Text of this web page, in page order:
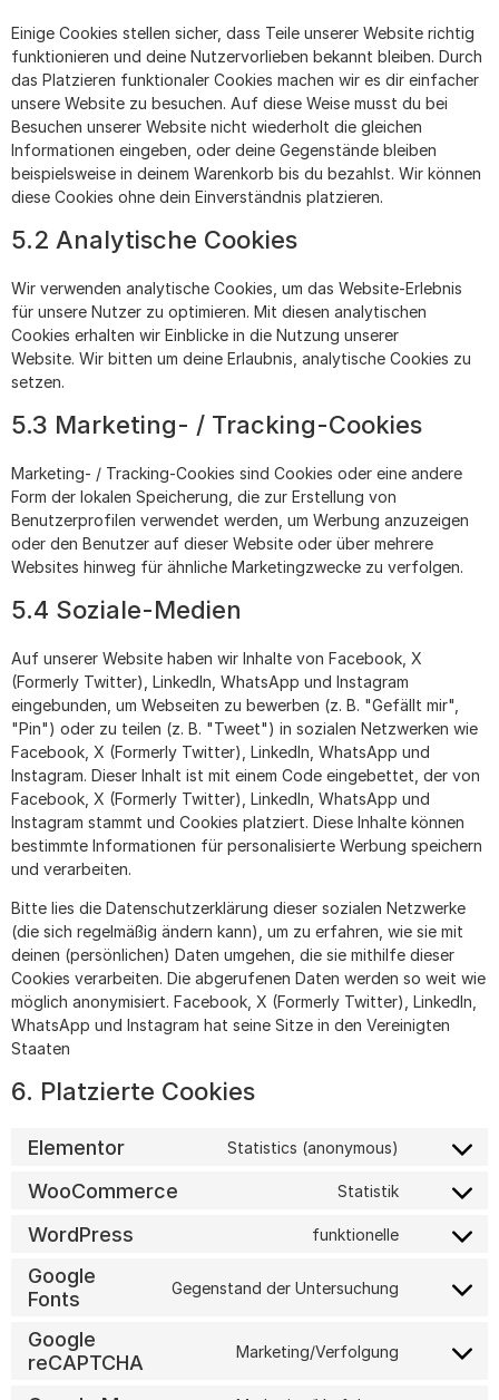
Einige Cookies stellen sicher, dass Teile unserer Website richtig
funktionieren und deine Nutzervorlieben bekannt bleiben. Durch
das Platzieren funktionaler Cookies machen wir es dir einfacher
unsere Website zu besuchen. Auf diese Weise musst du bei
Besuchen unserer Website nicht wiederholt die gleichen
Informationen eingeben, oder deine Gegenstände bleiben
beispielsweise in deinem Warenkorb bis du bezahlst. Wir können
diese Cookies ohne dein Einverständnis platzieren.
5.2 Analytische Cookies
Wir verwenden analytische Cookies, um das Website-Erlebnis
für unsere Nutzer zu optimieren. Mit diesen analytischen
Cookies erhalten wir Einblicke in die Nutzung unserer
Website. Wir bitten um deine Erlaubnis, analytische Cookies zu
setzen.
5.3 Marketing- / Tracking-Cookies
Marketing- / Tracking-Cookies sind Cookies oder eine andere
Form der lokalen Speicherung, die zur Erstellung von
Benutzerprofilen verwendet werden, um Werbung anzuzeigen
oder den Benutzer auf dieser Website oder über mehrere
Websites hinweg für ähnliche Marketingzwecke zu verfolgen.
5.4 Soziale-Medien
Auf unserer Website haben wir Inhalte von Facebook, X
(Formerly Twitter), LinkedIn, WhatsApp und Instagram
eingebunden, um Webseiten zu bewerben (z. B. "Gefällt mir",
"Pin") oder zu teilen (z. B. "Tweet") in sozialen Netzwerken wie
Facebook, X (Formerly Twitter), LinkedIn, WhatsApp und
Instagram. Dieser Inhalt ist mit einem Code eingebettet, der von
Facebook, X (Formerly Twitter), LinkedIn, WhatsApp und
Instagram stammt und Cookies platziert. Diese Inhalte können
bestimmte Informationen für personalisierte Werbung speichern
und verarbeiten.
Bitte lies die Datenschutzerklärung dieser sozialen Netzwerke
(die sich regelmäßig ändern kann), um zu erfahren, wie sie mit
deinen (persönlichen) Daten umgehen, die sie mithilfe dieser
Cookies verarbeiten. Die abgerufenen Daten werden so weit wie
möglich anonymisiert. Facebook, X (Formerly Twitter), LinkedIn,
WhatsApp und Instagram hat seine Sitze in den Vereinigten
Staaten
6. Platzierte Cookies
Elementor Statistics (anonymous)
WooCommerce Statistik
WordPress funktionelle
Google
Fonts
Gegenstand der Untersuchung
Google
reCAPTCHA
Marketing/Verfolgung